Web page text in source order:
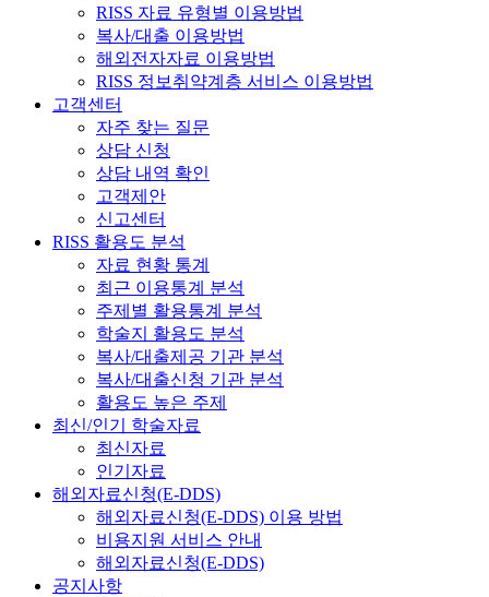
RISS 자료 유형별 이용방법
복사/대출 이용방법
해외전자자료 이용방법
RISS 정보취약계층 서비스 이용방법
고객센터
자주 찾는 질문
상담 신청
상담 내역 확인
고객제안
신고센터
RISS 활용도 분석
자료 현황 통계
최근 이용통계 분석
주제별 활용통계 분석
학술지 활용도 분석
복사/대출제공 기관 분석
복사/대출신청 기관 분석
활용도 높은 주제
최신/인기 학술자료
최신자료
인기자료
해외자료신청(E-DDS)
해외자료신청(E-DDS) 이용 방법
비용지원 서비스 안내
해외자료신청(E-DDS)
공지사항